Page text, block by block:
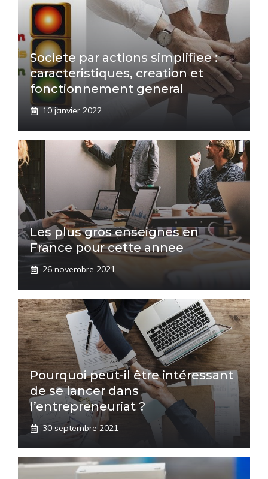
Societe par actions simplifiee :
caracteristiques, creation et
fonctionnement general
10 janvier 2022
Les plus gros enseignes en
France pour cette annee
26 novembre 2021
Pourquoi peut-il être intéressant
de se lancer dans
l’entrepreneuriat ?
30 septembre 2021